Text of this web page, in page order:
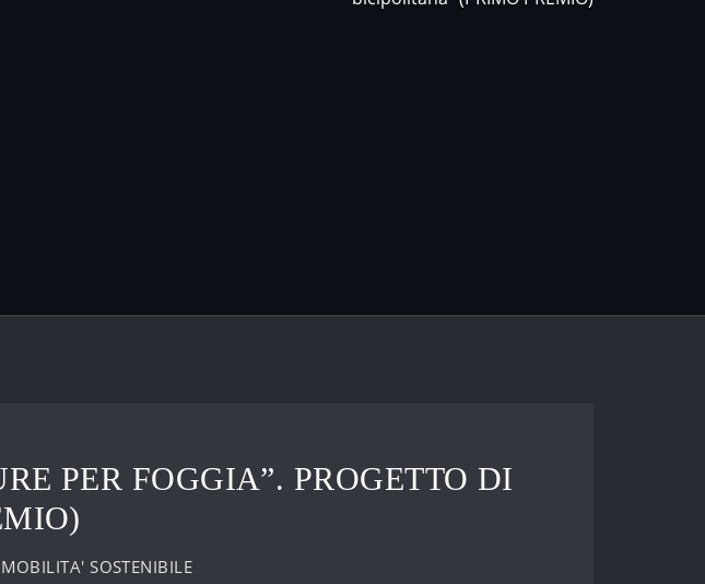
PER FOGGIA”. PROGETTO DI
SOSTENIBILE